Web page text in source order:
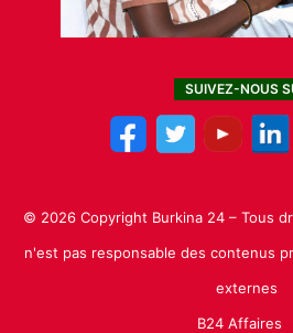
SUIVEZ-NOUS
© 2026 Copyright Burkina 24 – Tous
n'est pas responsable des contenus
externes
B24 Affaires